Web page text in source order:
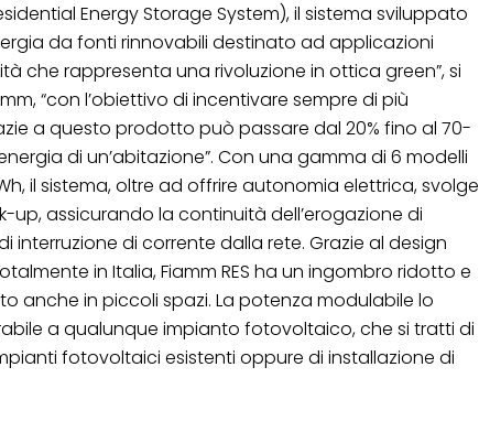
Energy Storage System), il sistema sviluppato
da fonti rinnovabili destinato ad applicazioni
che rappresenta una rivoluzione in ottica green”, si
“con l’obiettivo di incentivare sempre di più
a questo prodotto può passare dal 20% fino al 70-
di un’abitazione”. Con una gamma di 6 modelli
il sistema, oltre ad offrire autonomia elettrica, svolge
up, assicurando la continuità dell’erogazione di
interruzione di corrente dalla rete. Grazie al design
in Italia, Fiamm RES ha un ingombro ridotto e
anche in piccoli spazi. La potenza modulabile lo
a qualunque impianto fotovoltaico, che si tratti di
fotovoltaici esistenti oppure di installazione di